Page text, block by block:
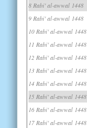
8 Rabi' al-awwal 1448
9 Rabi' al-awwal 1448
10 Rabi' al-awwal 1448
11 Rabi' al-awwal 1448
12 Rabi' al-awwal 1448
13 Rabi' al-awwal 1448
14 Rabi' al-awwal 1448
15 Rabi' al-awwal 1448
16 Rabi' al-awwal 1448
17 Rabi' al-awwal 1448